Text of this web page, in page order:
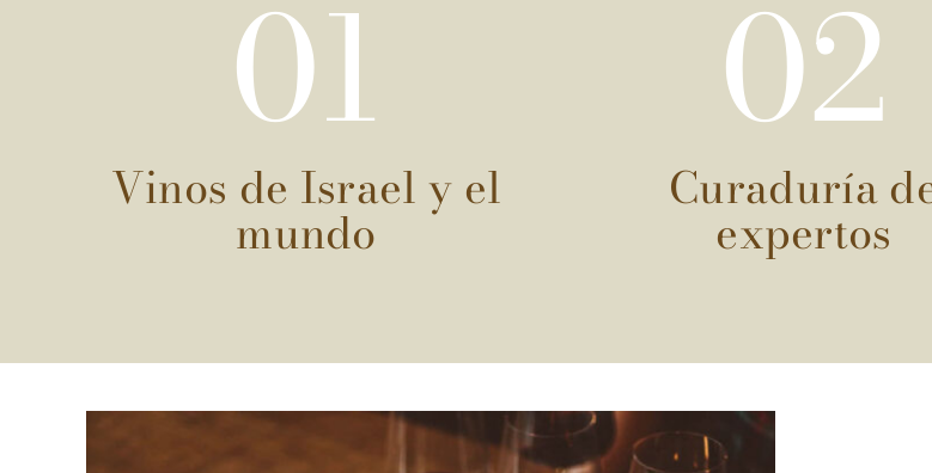
01
Vinos de Israel y el
mundo
02
Curaduría
expertos